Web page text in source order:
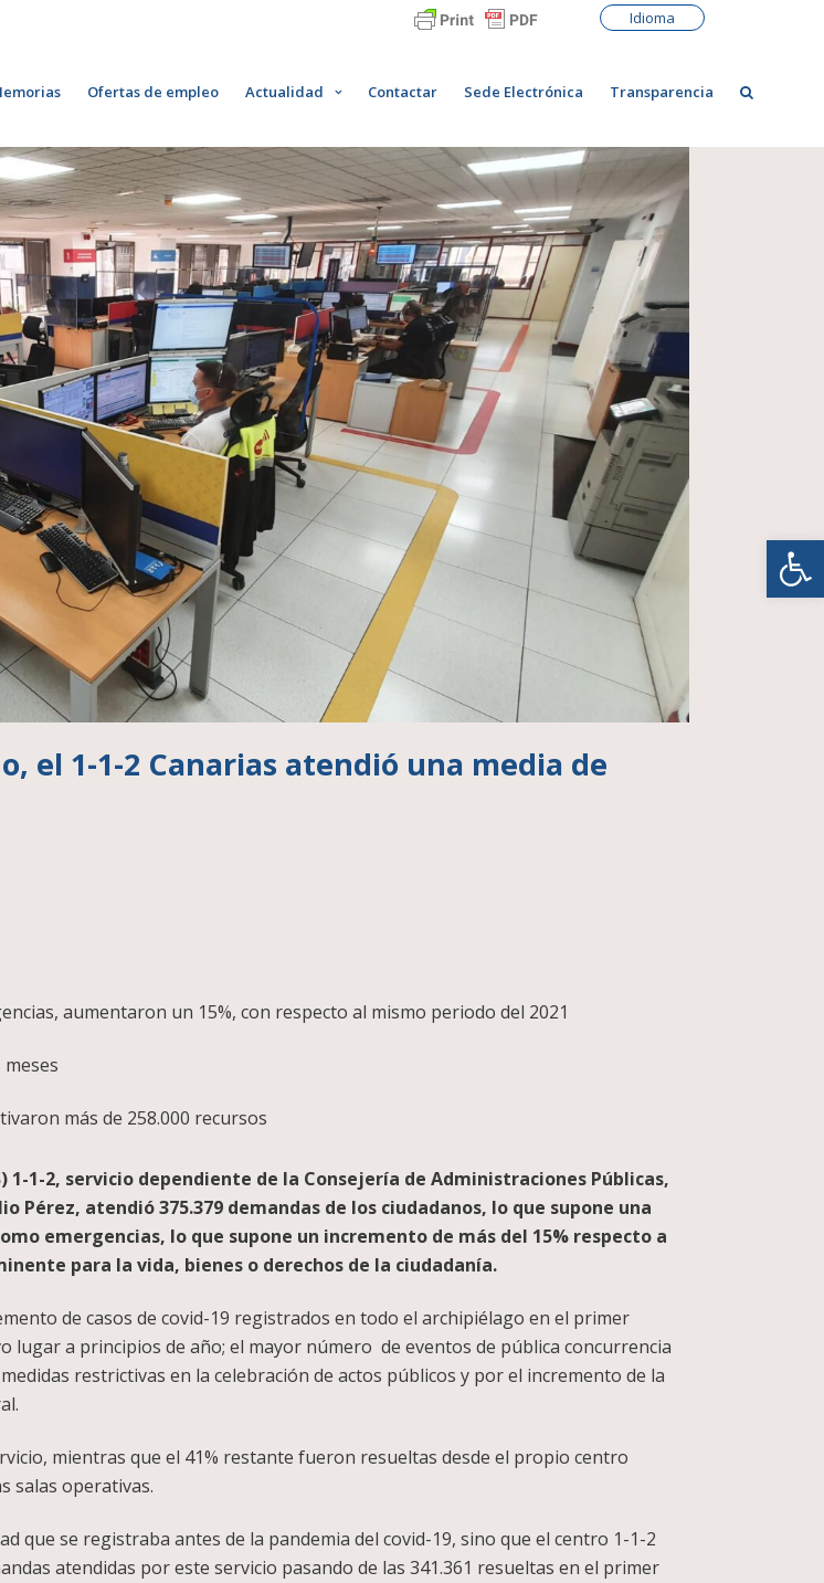
Idioma
Ofertas de empleo Actualidad Contactar Sede Electrónica Transparencia
el 1-1-2 Canarias atendió una media de
aumentaron un 15%, con respecto al mismo periodo del 2021
más de 258.000 recursos
1-1-2, servicio dependiente de la Consejería de Administraciones Públicas,
Pérez, atendió 375.379 demandas de los ciudadanos, lo que supone una
emergencias, lo que supone un incremento de más del 15% respecto a
para la vida, bienes o derechos de la ciudadanía.
de casos de covid-19 registrados en todo el archipiélago en el primer
a principios de año; el mayor número de eventos de pública concurrencia
restrictivas en la celebración de actos públicos y por el incremento de la
mientras que el 41% restante fueron resueltas desde el propio centro
salas operativas.
que se registraba antes de la pandemia del covid-19, sino que el centro 1-1-2
atendidas por este servicio pasando de las 341.361 resueltas en el primer